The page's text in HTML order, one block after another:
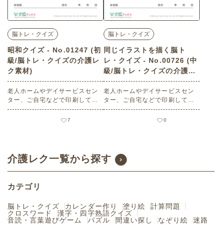
脳トレ・クイズ
昭和クイズ - No.01247 (初
級/脳トレ・クイズの介護レ
ク素材)
老人ホームやデイサービスセン
ター、ご自宅などで印刷してお
使いいただける無料の高齢者向
け介護レク素材 昭和クイズ（脳
記憶・懐かしい
7
脳トレ・クイズ
同じイラストを描く脳ト
レ・クイズ - No.00726 (中
級/脳トレ・クイズの介護レ
ク素材)
老人ホームやデイサービスセン
ター、ご自宅などで印刷してお
使いいただける無料の高齢者向
け介護レク素材（脳トレ・クイ
0
介護レク一覧から探す
カテゴリ
脳トレ・クイズ カレンダー作り 塗り絵
計算問題
クロスワード
漢字・四字熟語クイズ
音読・言葉遊びゲーム
パズル 間違い探し なぞり絵 迷路